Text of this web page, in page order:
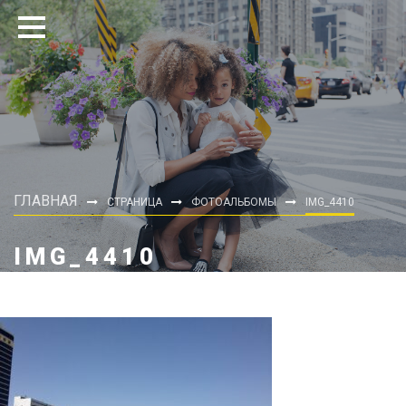
ГЛАВНАЯ СТРАНИЦА ФОТОАЛЬБОМЫ IMG_4410
IMG_4410